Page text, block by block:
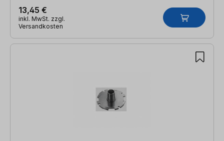
13,45 €
inkl. MwSt. zzgl.
Versandkosten